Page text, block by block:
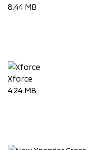
8.44 MB
Xforce
4.24 MB